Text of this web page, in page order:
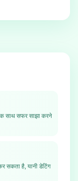
साथ सफर साझा करने
सकता है, यानी डेटिंग